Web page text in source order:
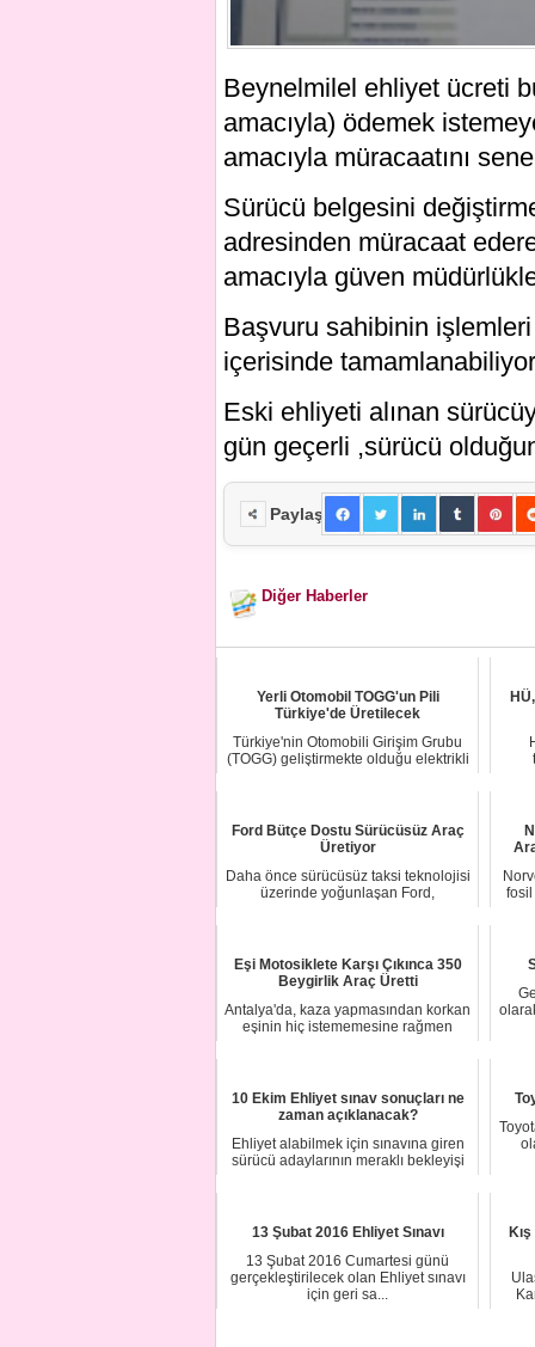
Beynelmilel ehliyet ücreti
amacıyla) ödemek
amacıyla müracaatını
Sürücü belgesini
adresinden müracaat
amacıyla güven
Başvuru sahibinin
içerisinde
Eski ehliyeti alınan
gün geçerli ,sürücü
Paylaş
Diğer Haberler
Yerli Otomobil TOGG'un Pili
Türkiye'de Üretilecek
Türkiye'nin Otomobili Girişim Grubu
(TOGG) geliştirmekte olduğu elektrikli
Ford Bütçe Dostu Sürücüsüz Araç
Üretiyor
Daha önce sürücüsüz taksi teknolojisi
üzerinde yoğunlaşan Ford,
fosil
Eşi Motosiklete Karşı Çıkınca 350
Beygirlik Araç Üretti
Antalya'da, kaza yapmasından korkan
eşinin hiç istememesine rağmen
10 Ekim Ehliyet sınav sonuçları ne
zaman açıklanacak?
Ehliyet alabilmek için sınavına giren
sürücü adaylarının meraklı bekleyişi
13 Şubat 2016 Ehliyet Sınavı
13 Şubat 2016 Cumartesi günü
gerçekleştirilecek olan Ehliyet sınavı
için geri sa...